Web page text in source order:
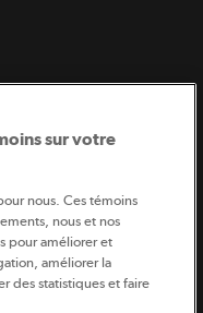
Sollio Groupe Coopératif.
de la coopération agricole
sur votre
nous. Ces témoins
nous et nos
pour améliorer et
améliorer la
des statistiques et faire